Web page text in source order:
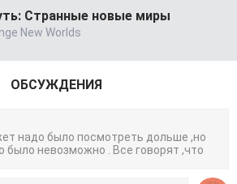
Странные новые миры
New Worlds
ОБСУЖДЕНИЯ
надо было посмотреть дольше ,но
было невозможно . Все говорят ,что